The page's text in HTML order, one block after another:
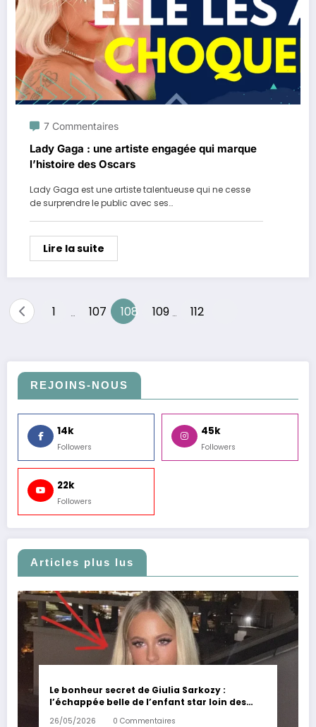
7 Commentaires
Lady Gaga : une artiste engagée qui marque
l’histoire des Oscars
Lady Gaga est une artiste talentueuse qui ne cesse
de surprendre le public avec ses…
Lire la suite
Pagination
1 107 108 109 112
REJOINS-NOUS
14k
Followers
45k
Followers
22k
Followers
Articles plus lus
Le bonheur secret de Giulia Sarkozy :
l’échappée belle de l’enfant star loin des
tumultes familiaux.
26/05/2026 0 Commentaires